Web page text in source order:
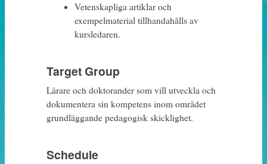
Vetenskapliga artiklar och
exempelmaterial tillhandahålls av
kursledaren.
Target Group
Lärare och doktorander som vill utveckla och
dokumentera sin kompetens inom området
grundläggande pedagogisk skicklighet.
Schedule